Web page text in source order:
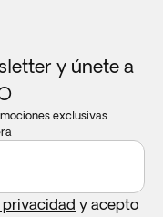
y únete a
exclusivas
privacidad y acepto